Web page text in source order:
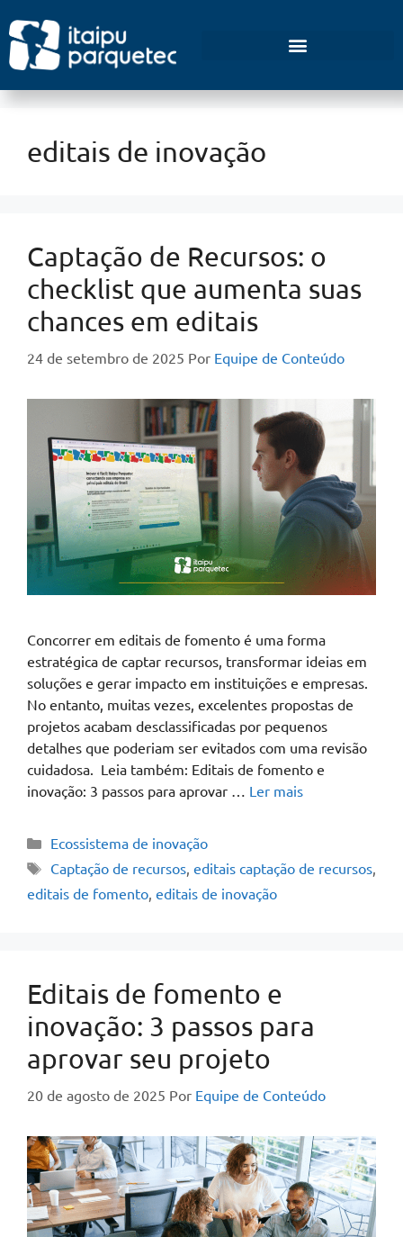
editais de inovação
Captação de Recursos: o
checklist que aumenta suas
chances em editais
24 de setembro de 2025 Por Equipe de Conteúdo
Concorrer em editais de fomento é uma forma
estratégica de captar recursos, transformar ideias em
soluções e gerar impacto em instituições e empresas.
No entanto, muitas vezes, excelentes propostas de
projetos acabam desclassificadas por pequenos
detalhes que poderiam ser evitados com uma revisão
cuidadosa. Leia também: Editais de fomento e
inovação: 3 passos para aprovar … Ler mais
Ecossistema de inovação
Captação de recursos, editais captação de recursos,
editais de fomento, editais de inovação
Editais de fomento e
inovação: 3 passos para
aprovar seu projeto
20 de agosto de 2025 Por Equipe de Conteúdo